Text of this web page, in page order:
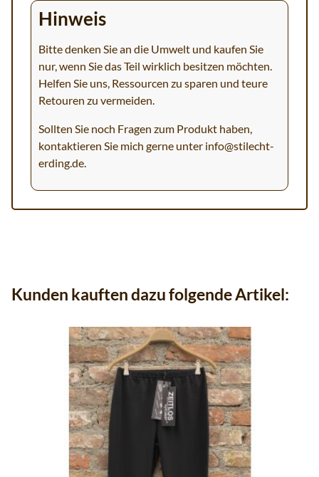
Hinweis
Bitte denken Sie an die Umwelt und kaufen Sie
nur, wenn Sie das Teil wirklich besitzen möchten.
Helfen Sie uns, Ressourcen zu sparen und teure
Retouren zu vermeiden.
Sollten Sie noch Fragen zum Produkt haben,
kontaktieren Sie mich gerne unter info@stilecht-
erding.de.
Kunden kauften dazu folgende Artikel: